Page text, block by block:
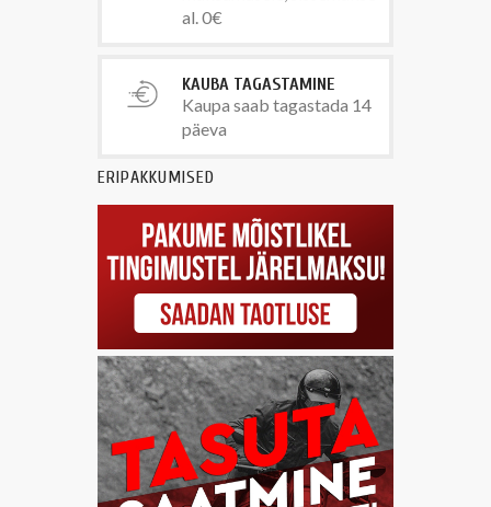
al. 0€
KAUBA TAGASTAMINE
Kaupa saab tagastada 14
päeva
ERIPAKKUMISED